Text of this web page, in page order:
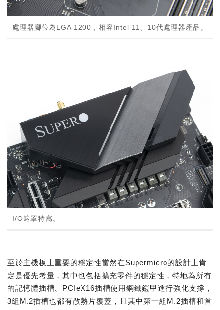
處理器腳位為LGA 1200，相容Intel 11、10代處理器產品。
I/O遮罩特寫。
至於主機板上重要的穩定性當然在Supermicro的設計上肯
定是優先考量，其中也包括擴充零件的穩定性，特地為所有
的記憶體插槽、PCIeX16插槽使用鋼鐵鎧甲進行強化支撐，
3組M.2插槽也都有散熱片覆蓋，且其中第一組M.2插槽和首